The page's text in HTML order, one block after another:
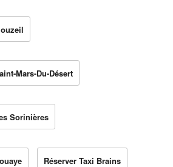
Mars-Du-Désert
Sorinières
Réserver Taxi Brains